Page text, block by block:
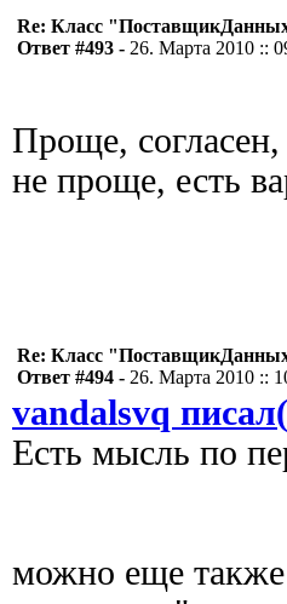
Re: Класс
Ответ #493 - 26. Марта 2010 ::
Проще, согласен,
не проще, есть
Re: Класс
Ответ #494 - 26. Марта 2010 ::
vandalsvq
Есть мысль по
можно еще